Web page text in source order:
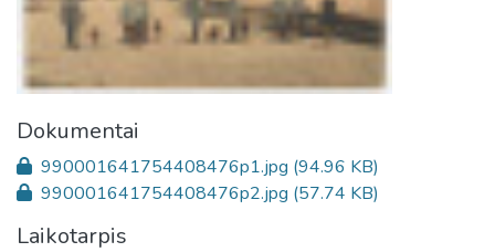
Dokumentai
990001641754408476p1.jpg (94.96 KB)
990001641754408476p2.jpg (57.74 KB)
Laikotarpis